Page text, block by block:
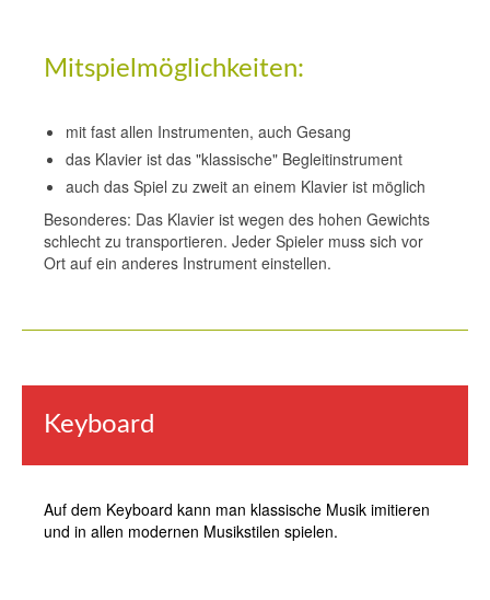
Mitspielmöglichkeiten:
mit fast allen Instrumenten, auch Gesang
das Klavier ist das "klassische" Begleitinstrument
auch das Spiel zu zweit an einem Klavier ist möglich
Besonderes: Das Klavier ist wegen des hohen Gewichts
schlecht zu transportieren. Jeder Spieler muss sich vor
Ort auf ein anderes Instrument einstellen.
Keyboard
Auf dem Keyboard kann man klassische Musik imitieren
und in allen modernen Musikstilen spielen.